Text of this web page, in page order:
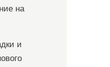
на
и